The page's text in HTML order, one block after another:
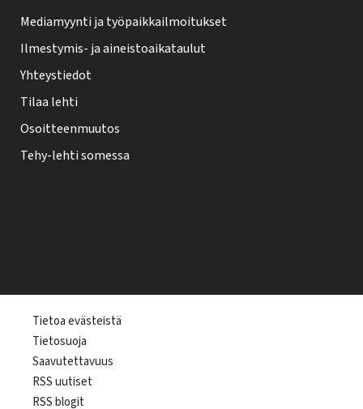
Mediamyynti ja työpaikkailmoitukset
Ilmestymis- ja aineistoaikataulut
Yhteystiedot
Tilaa lehti
Osoitteenmuutos
Tehy-lehti somessa
Tietoa evästeistä
Tietosuoja
Saavutettavuus
RSS uutiset
RSS blogit